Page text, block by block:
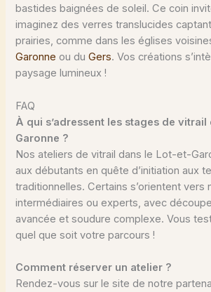
bastides baignées de soleil. Ce coin
imaginez des verres translucides
prairies, comme dans les églises
Garonne ou duGers. Vos créations
paysage lumineux !
FAQ
À qui s’adressent les stages de
Garonne ?
Nos ateliers de vitrail dans le Lot-et-
aux débutants en quête d’initiation aux
traditionnelles. Certains s’orientent vers
intermédiaires ou experts, avec
avancée et soudure complexe. Vous
quel que soit votre parcours !
Comment réserver un atelier ?
Rendez-vous sur le site de notre